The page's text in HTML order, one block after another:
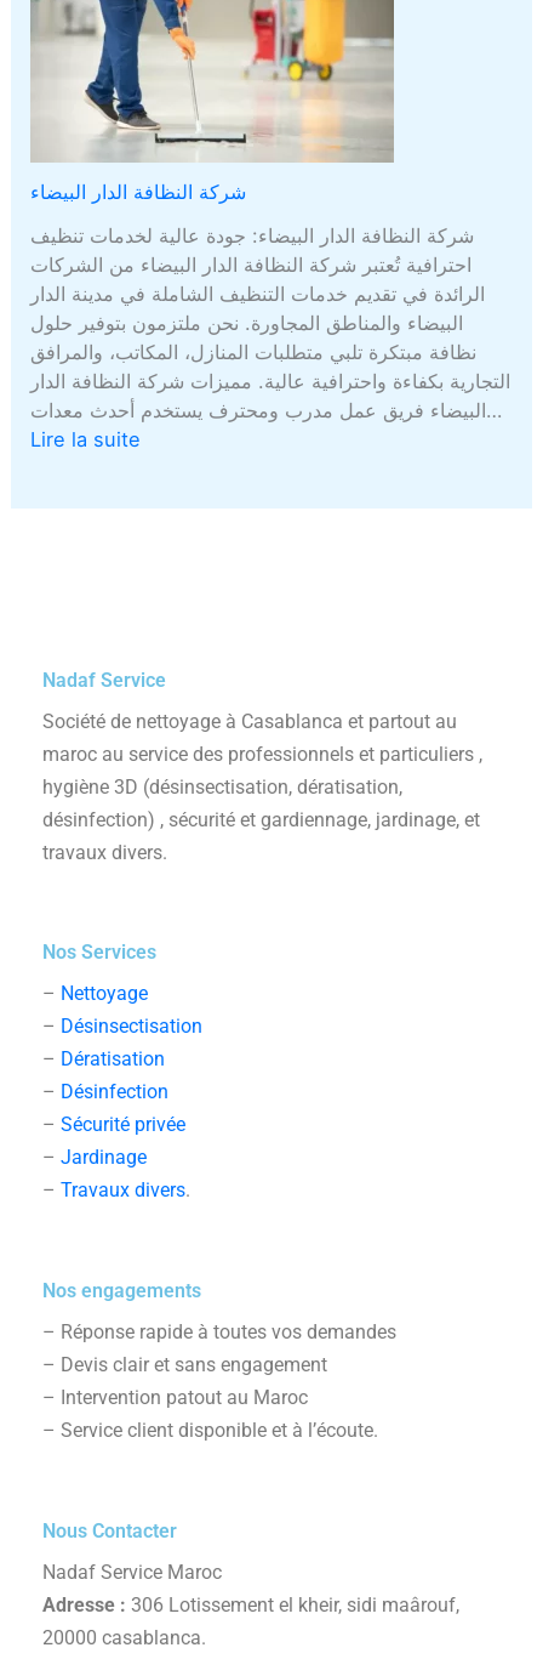
شركة النظافة الدار البيضاء
شركة النظافة الدار البيضاء: جودة عالية لخدمات تنظيف
احترافية تُعتبر شركة النظافة الدار البيضاء من الشركات
الرائدة في تقديم خدمات التنظيف الشاملة في مدينة الدار
البيضاء والمناطق المجاورة. نحن ملتزمون بتوفير حلول
نظافة مبتكرة تلبي متطلبات المنازل، المكاتب، والمرافق
التجارية بكفاءة واحترافية عالية. مميزات شركة النظافة الدار
البيضاء فريق عمل مدرب ومحترف يستخدم أحدث معدات…
Lire la suite
Nadaf Service
Société de nettoyage à Casablanca et partout au
maroc au service des professionnels et particuliers ,
hygiène 3D (désinsectisation, dératisation,
désinfection) , sécurité et gardiennage, jardinage, et
travaux divers.
Nos Services
– Nettoyage
– Désinsectisation
– Dératisation
– Désinfection
– Sécurité privée
– Jardinage
– Travaux divers.
Nos engagements
– Réponse rapide à toutes vos demandes
– Devis clair et sans engagement
– Intervention patout au Maroc
– Service client disponible et à l’écoute.
Nous Contacter
Nadaf Service Maroc
Adresse : 306 Lotissement el kheir, sidi maârouf,
20000 casablanca.